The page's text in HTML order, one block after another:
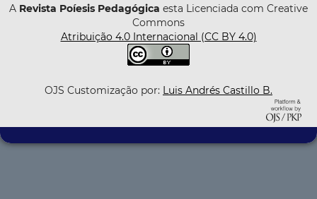
A Revista Poíesis Pedagógica esta Licenciada com Creative
Commons
Atribuição 4.0 Internacional (CC BY 4.0)
OJS Customização por: Luis Andrés Castillo B.